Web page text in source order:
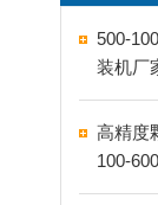
500-
装机厂
高精度
100-